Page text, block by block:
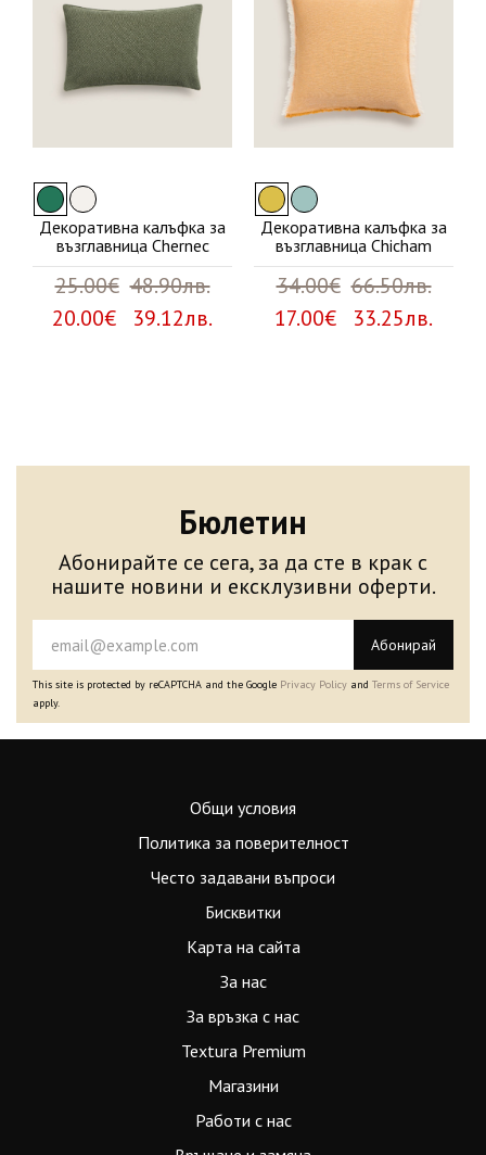
Декоративна калъфка за
възглавница Chernec
25.00€ 48.90лв.
20.00€ 39.12лв.
Декоративна калъфка за
възглавница Chicham
34.00€ 66.50лв.
17.00€ 33.25лв.
Бюлетин
Абонирайте се сега, за да сте в крак с
нашите новини и ексклузивни оферти.
Абонирай
This site is protected by reCAPTCHA and the Google Privacy Policy and Terms of Service
apply.
Общи условия
Политика за поверителност
Често задавани въпроси
Бисквитки
Карта на сайта
За нас
За връзка с нас
Textura Premium
Магазини
Работи с нас